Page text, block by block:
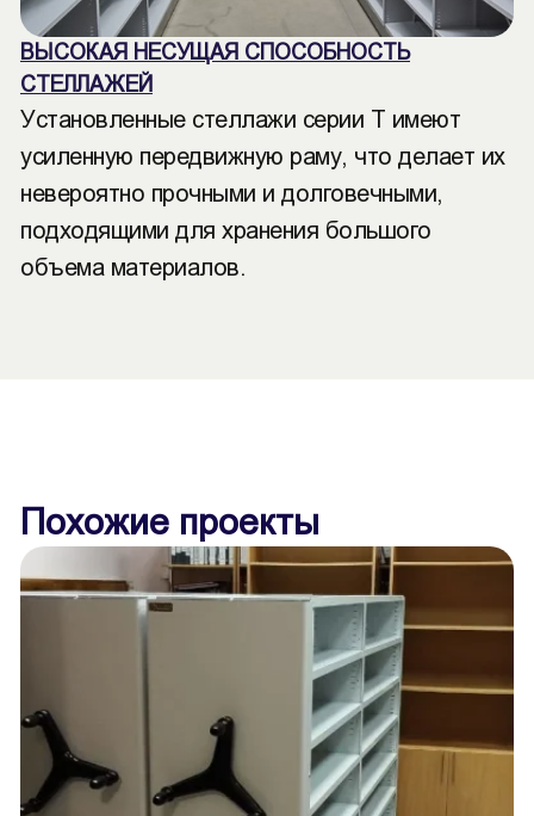
ВЫСОКАЯ НЕСУЩАЯ СПОСОБНОСТЬ
СТЕЛЛАЖЕЙ
Установленные стеллажи серии Т имеют
усиленную передвижную раму, что делает их
невероятно прочными и долговечными,
подходящими для хранения большого
объема материалов.
Похожие проекты